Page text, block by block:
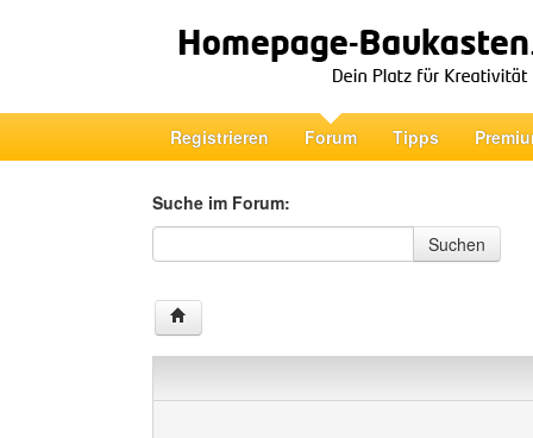
Registrieren Forum Tipps
Suche im Forum:
Suche im Forum
Suchen